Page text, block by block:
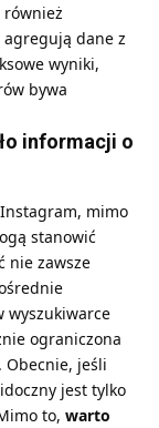
również
agregują dane z
wyniki,
bywa
informacji o
mimo
stanowić
nie zawsze
wyszukiwarce
ograniczona
Obecnie, jeśli
jest tylko
to, warto